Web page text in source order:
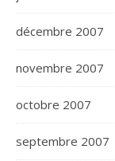
décembre 2007
novembre 2007
octobre 2007
septembre 2007